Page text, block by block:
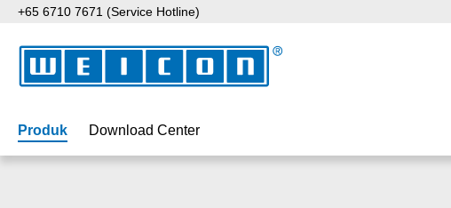
ke konten utama
Lewati ke pencarian
Lewati ke navigasi utama
+65 6710 7671 (Service Hotline)
Produk Download Center